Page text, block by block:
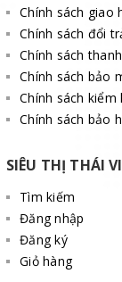
Chính sách giao
Chính sách đổi
Chính sách
Chính sách bảo
Chính sách kiểm
Chính sách bảo
SIÊU THỊ THÁI
Tìm kiếm
Đăng nhập
Đăng ký
Giỏ hàng